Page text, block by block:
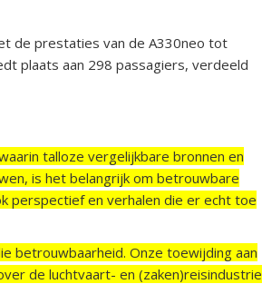
de prestaties van de A330neo tot
plaats aan 298 passagiers, verdeeld
talloze vergelijkbare bronnen en
is het belangrijk om betrouwbare
perspectief en verhalen die er echt toe
betrouwbaarheid. Onze toewijding aan
de luchtvaart- en (zaken)reisindustrie